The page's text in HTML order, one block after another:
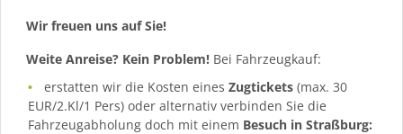
Wir freuen uns auf Sie!
Weite Anreise? Kein Problem! Bei Fahrzeugkauf:
erstatten wir die Kosten einesZugtickets (max. 30
EUR/2.Kl/1 Pers) oder alternativ verbinden Sie die
Fahrzeugabholung doch mit einem Besuch in Straßburg: